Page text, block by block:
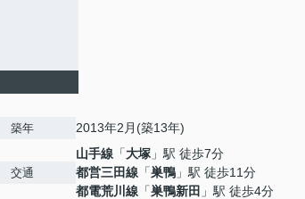
築年 2013年2月(築13年)
交通
山手線 「大塚 」駅 徒歩7分
都営三田線 「巣鴨 」駅 徒歩11分
都電荒川線 「巣鴨新田 」駅 徒歩4分